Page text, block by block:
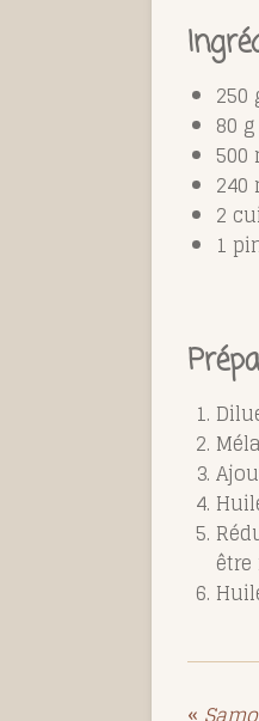
250
80
240
2
1